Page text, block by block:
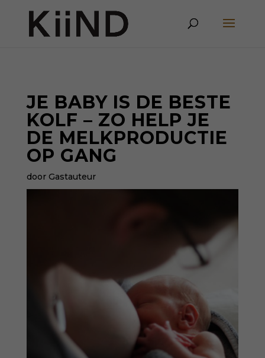
JE BABY IS DE BESTE
KOLF – ZO HELP JE
DE MELKPRODUCTIE
OP GANG
door Gastauteur